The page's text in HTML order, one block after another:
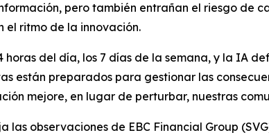
pero también entrañan el riesgo de
el ritmo de la innovación.
horas del día, los 7 días de la semana, y la IA
están preparados para gestionar las
mejore, en lugar de perturbar, nuestras
observaciones de EBC Financial Group